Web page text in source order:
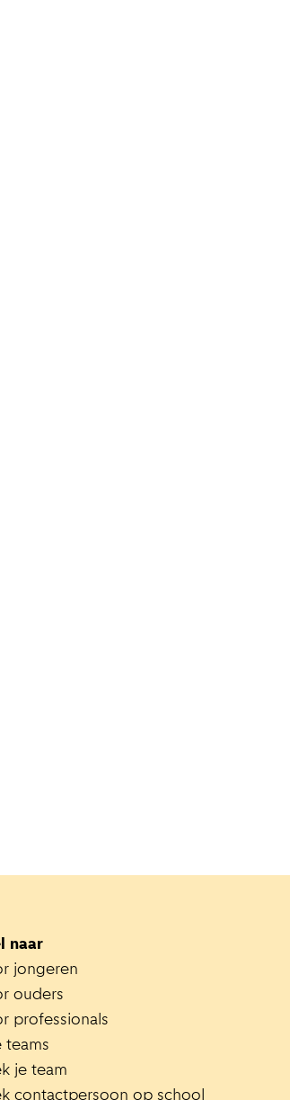
naar
jongeren
ouders
professionals
teams
je team
contactpersoon op school